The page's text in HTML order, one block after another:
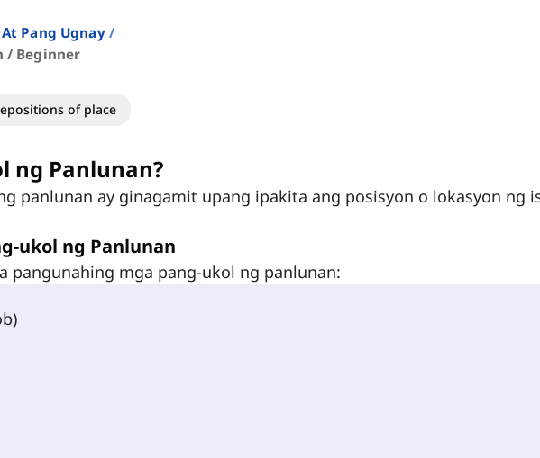
Pang Ugnay
/ Beginner
of place
ng Panlunan?
panlunan ay ginagamit upang ipakita ang posisyon o lokasyon ng
ukol ng Panlunan
pangunahing mga pang-ukol ng panlunan: